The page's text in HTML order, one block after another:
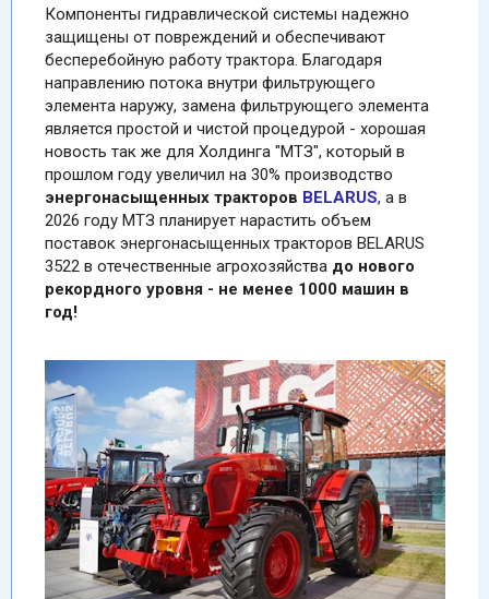
Компоненты гидравлической системы надежно
защищены от повреждений и обеспечивают
бесперебойную работу трактора. Благодаря
направлению потока внутри фильтрующего
элемента наружу, замена фильтрующего элемента
является простой и чистой процедурой - хорошая
новость так же для Холдинга "МТЗ", который в
прошлом году увеличил на 30% производство
энергонасыщенных тракторов BELARUS, a в
2026 году МТЗ планирует нарастить объем
поставок энергонасыщенных тракторов BELARUS
3522 в отечественные агрохозяйства до нового
рекордного уровня - не менее 1000 машин в
год!